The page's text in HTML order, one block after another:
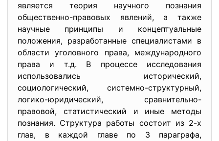
является теория научного познания
общественно-правовых явлений, а также
научные принципы и концептуальные
положения, разработанные специалистами в
области уголовного права, международного
права и т.д. В процессе исследования
использовались исторический,
социологический, системно-структурный,
логико-юридический, сравнительно-
правовой, статистический и иные методы
познания. Структура работы состоит из 2-х
глав, в каждой главе по 3 параграфа,